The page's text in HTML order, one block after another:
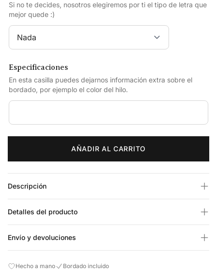
Si no te decides, nosotros elegiremos por ti el tipo de letra que
mejor quede :)
Especificaciones
En esta casilla puedes dejarnos información extra sobre el
bordado, por ejemplo el color del hilo.
AÑADIR AL CARRITO
Descripción
Detalles del producto
Envío y devoluciones
Hecho a mano Bordado incluido